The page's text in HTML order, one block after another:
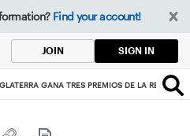
Find your account!
JOIN SIGN IN
GANA TRES PREMIOS DE LA REVISTA